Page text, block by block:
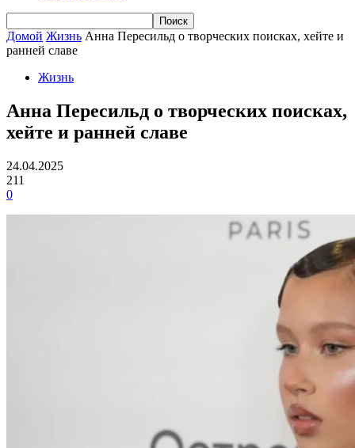
Домой Жизнь Анна Пересильд о творческих поисках, хейте и
ранней славе
Жизнь
Анна Пересильд о творческих поисках,
хейте и ранней славе
24.04.2025
211
0